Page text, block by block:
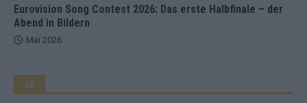
Eurovision Song Contest 2026: Das erste Halbfinale – der
Abend in Bildern
Mai 2026
AD